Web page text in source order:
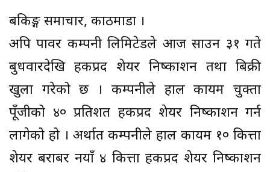
बैंकिङ्ग समाचार, काठमाडौं ।
अपि पावर कम्पनी लिमिटेडले आज साउन ३१ गते
बुधवारदेखि हकप्रद शेयर निष्काशन तथा बिक्री
खुला गरेको छ । कम्पनीले हाल कायम चुक्ता
पूँजीको ४० प्रतिशत हकप्रद शेयर निष्काशन गर्न
लागेको हो । अर्थात कम्पनीले हाल कायम १० कित्ता
शेयर बराबर नयाँ ४ कित्ता हकप्रद शेयर निष्काशन